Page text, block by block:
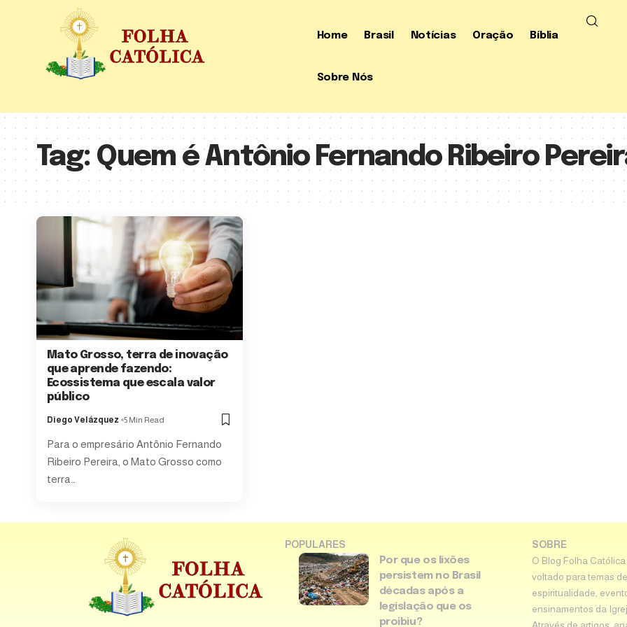
Home Brasil Notícias Oração Bíblia
Sobre Nós
Tag: Quem é Antônio Fernando Ribeiro
Mato Grosso, terra de inovação
que aprende fazendo:
Ecossistema que escala valor
público
Diego Velázquez 5 Min Read
Para o empresário Antônio Fernando
Ribeiro Pereira, o Mato Grosso como
terra…
POPULARES
Por que os lixões
persistem no Brasil
décadas após a
legislação que os
proibiu?
SOBRE
O Blog Folha
voltado para temas
espiritualidade,
ensinamentos da
Através de artigos,